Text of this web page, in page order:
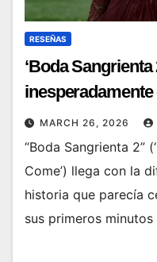
RESEÑAS
‘Boda Sangrienta
MARCH 26, 2026
“Boda Sangrienta 2”
Come’) llega con la
historia que parecía
sus primeros